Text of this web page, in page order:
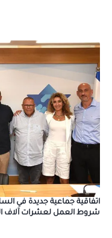
اتفاقية جماعية جديدة في
شروط العمل لعشرات آلاف